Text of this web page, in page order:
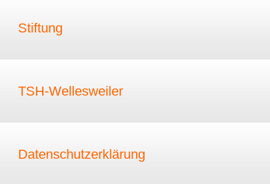
Stiftung
TSH-Wellesweiler
Datenschutzerklärung